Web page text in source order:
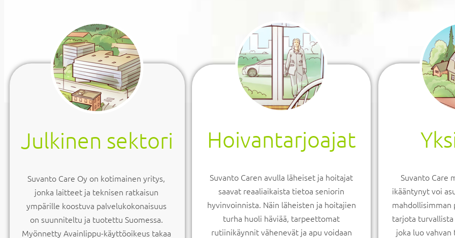
Julkinen sektori
Suvanto Care Oy on kotimainen yritys,
jonka laitteet ja teknisen ratkaisun
ympärille koostuva palvelukokonaisuus
on suunniteltu ja tuotettu Suomessa.
Myönnetty Avainlippu-käyttöoikeus takaa
Hoivantarjoajat
Suvanto Caren avulla läheiset ja hoitajat
saavat reaaliaikaista tietoa seniorin
hyvinvoinnista. Näin läheisten ja hoitajien
turha huoli häviää, tarpeettomat
rutiinikäynnit vähenevät ja apu voidaan
Suvanto Care
ikääntynyt voi
mahdollisimman
tarjota turvallista
joka luo